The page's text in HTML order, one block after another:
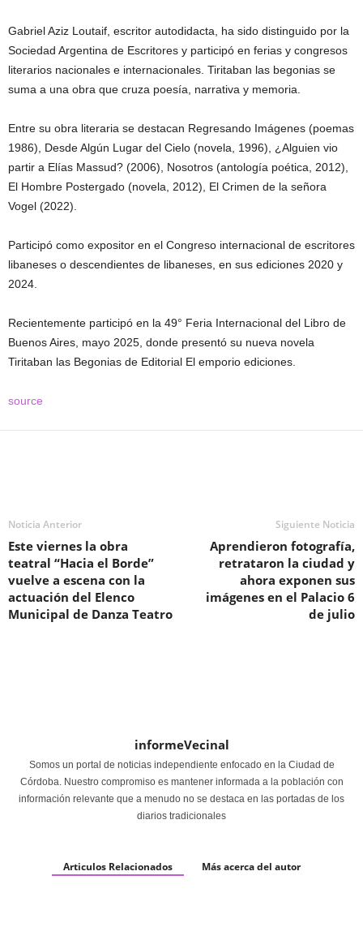
Gabriel Aziz Loutaif, escritor autodidacta, ha sido distinguido por la
Sociedad Argentina de Escritores y participó en ferias y congresos
literarios nacionales e internacionales. Tiritaban las begonias se
suma a una obra que cruza poesía, narrativa y memoria.
Entre su obra literaria se destacan Regresando Imágenes (poemas
1986), Desde Algún Lugar del Cielo (novela, 1996), ¿Alguien vio
partir a Elías Massud? (2006), Nosotros (antología poética, 2012),
El Hombre Postergado (novela, 2012), El Crimen de la señora
Vogel (2022).
Participó como expositor en el Congreso internacional de escritores
libaneses o descendientes de libaneses, en sus ediciones 2020 y
2024.
Recientemente participó en la 49° Feria Internacional del Libro de
Buenos Aires, mayo 2025, donde presentó su nueva novela
Tiritaban las Begonias de Editorial El emporio ediciones.
source
Noticia Anterior
Este viernes la obra
teatral “Hacia el Borde”
vuelve a escena con la
actuación del Elenco
Municipal de Danza Teatro
Siguiente Noticia
Aprendieron fotografía,
retrataron la ciudad y
ahora exponen sus
imágenes en el Palacio 6
de julio
informeVecinal
Somos un portal de noticias independiente enfocado en la Ciudad de
Córdoba. Nuestro compromiso es mantener informada a la población con
información relevante que a menudo no se destaca en las portadas de los
diarios tradicionales
Articulos Relacionados Más acerca del autor